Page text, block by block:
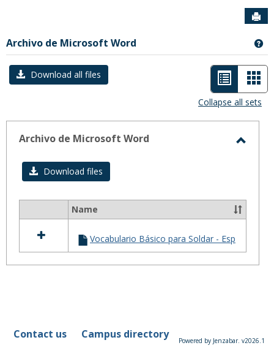
Archivo de Microsoft Word
Download all files
List
view
-
selected
Collapse all sets
Archivo de Microsoft Word
Word
Download files
resources
in
Archivo
Name
Vocabulario Básico para Soldar - Esp
Contact us Campus directory Powered by Jenzabar. v2026.1